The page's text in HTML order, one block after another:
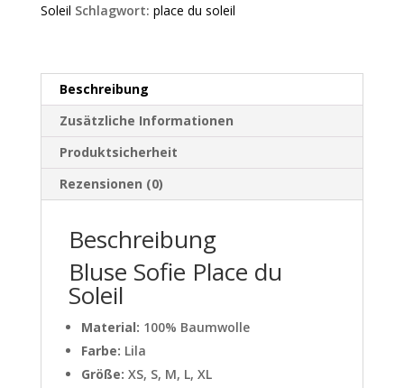
Soleil Schlagwort: place du soleil
Beschreibung
Zusätzliche Informationen
Produktsicherheit
Rezensionen (0)
Beschreibung
Bluse Sofie Place du
Soleil
Material: 100% Baumwolle
Farbe: Lila
Größe: XS, S, M, L, XL